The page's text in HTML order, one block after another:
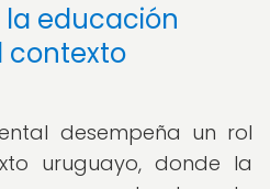
educación
contexto
desempeña un rol
uruguayo, donde la